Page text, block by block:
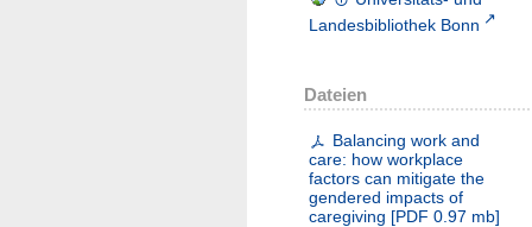
Landesbibliothek Bonn
Dateien
Balancing work and
care: how workplace
factors can mitigate the
gendered impacts of
caregiving [PDF 0.97 mb]